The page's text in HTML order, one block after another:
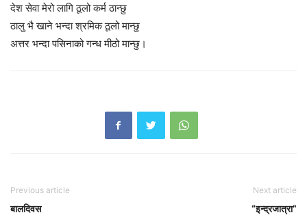
देश सेवा मेरो लागि ठूलो कर्म ठान्छु
ठालु भै खाने भन्दा श्रमिक ठूलो मान्छु
अत्तर भन्दा पसिनाको गन्ध मीठो मान्छु।
Previous article
बालदिवस
Next article
“इन्द्रजात्रा”